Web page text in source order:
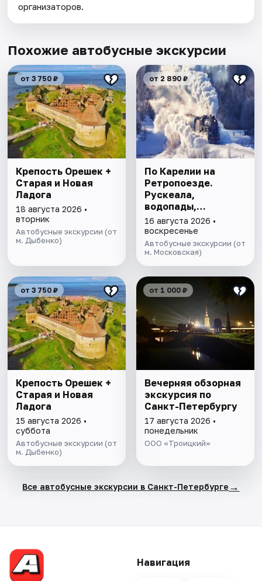
организаторов.
Похожие автобусные экскурсии
от 3 750 ₽
Крепость Орешек +
Старая и Новая
Ладога
18 августа 2026 •
вторник
Автобусные экскурсии (от
м. Дыбенко)
от 2 890 ₽
По Карелии на
Ретропоезде.
Рускеала,
водопады,
Сортавала
16 августа 2026 •
воскресенье
Автобусные экскурсии (от
м. Московская)
от 3 750 ₽
Крепость Орешек +
Старая и Новая
Ладога
15 августа 2026 •
суббота
Автобусные экскурсии (от
м. Дыбенко)
от 1 000 ₽
Вечерняя обзорная
экскурсия по
Санкт-Петербургу
17 августа 2026 •
понедельник
ООО «Троицкий»
Все автобусные экскурсии в Санкт-Петербурге →
Навигация